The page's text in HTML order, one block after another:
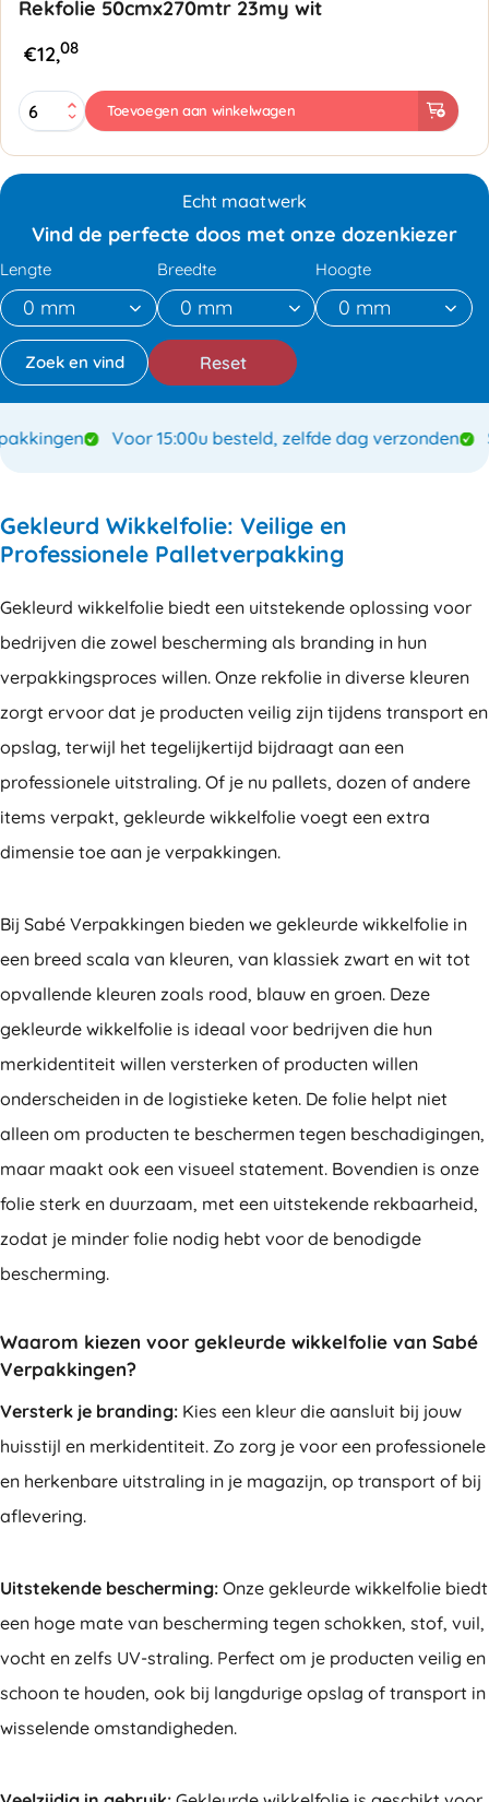
Rekfolie 50cmx270mtr 23my wit
€12,08
Rekfolie
50cmx270mtr
wit
Toevoegen aan winkelwagen
Echt maatwerk
Vind de perfecte doos met onze dozenkiezer
Lengte Breedte Hoogte
Reset
Voor 15:00u besteld, zelfde dag verzonden
Gekleurd Wikkelfolie: Veilige en
Professionele Palletverpakking
Gekleurd wikkelfolie biedt een uitstekende oplossing voor
bedrijven die zowel bescherming als branding in hun
verpakkingsproces willen. Onze rekfolie in diverse kleuren
zorgt ervoor dat je producten veilig zijn tijdens transport en
opslag, terwijl het tegelijkertijd bijdraagt aan een
professionele uitstraling. Of je nu pallets, dozen of andere
items verpakt, gekleurde wikkelfolie voegt een extra
dimensie toe aan je verpakkingen.
Bij Sabé Verpakkingen bieden we gekleurde wikkelfolie in
een breed scala van kleuren, van klassiek zwart en wit tot
opvallende kleuren zoals rood, blauw en groen. Deze
gekleurde wikkelfolie is ideaal voor bedrijven die hun
merkidentiteit willen versterken of producten willen
onderscheiden in de logistieke keten. De folie helpt niet
alleen om producten te beschermen tegen beschadigingen,
maar maakt ook een visueel statement. Bovendien is onze
folie sterk en duurzaam, met een uitstekende rekbaarheid,
zodat je minder folie nodig hebt voor de benodigde
bescherming.
Waarom kiezen voor gekleurde wikkelfolie van Sabé
Verpakkingen?
Versterk je branding: Kies een kleur die aansluit bij jouw
huisstijl en merkidentiteit. Zo zorg je voor een professionele
en herkenbare uitstraling in je magazijn, op transport of bij
aflevering.
Uitstekende bescherming: Onze gekleurde wikkelfolie biedt
een hoge mate van bescherming tegen schokken, stof, vuil,
vocht en zelfs UV-straling. Perfect om je producten veilig en
schoon te houden, ook bij langdurige opslag of transport in
wisselende omstandigheden.